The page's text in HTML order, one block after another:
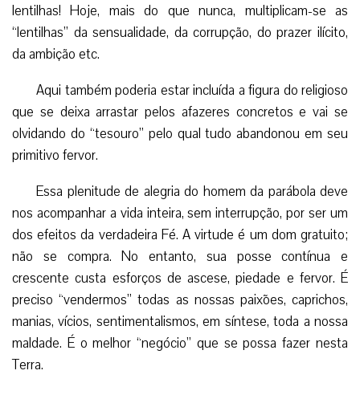
lentilhas! Hoje, mais do que nunca, multiplicam-se as
“lentilhas” da sensualidade, da corrupção, do prazer ilícito,
da ambição etc.
Aqui também poderia estar incluída a figura do religioso
que se deixa arrastar pelos afazeres concretos e vai se
olvidando do “tesouro” pelo qual tudo abandonou em seu
primitivo fervor.
Essa plenitude de alegria do homem da parábola deve
nos acompanhar a vida inteira, sem interrupção, por ser um
dos efeitos da verdadeira Fé. A virtude é um dom gratuito;
não se compra. No entanto, sua posse contínua e
crescente custa esforços de ascese, piedade e fervor. É
preciso “vendermos” todas as nossas paixões, caprichos,
manias, vícios, sentimentalismos, em síntese, toda a nossa
maldade. É o melhor “negócio” que se possa fazer nesta
Terra.